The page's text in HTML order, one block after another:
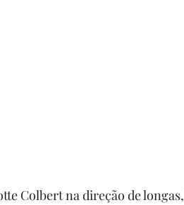
Colbert na direção de